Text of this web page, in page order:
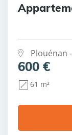
Plouénan -
600 €
61 m²